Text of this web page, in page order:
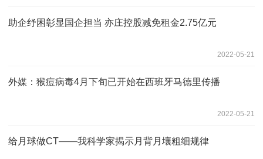
助企纾困彰显国企担当 亦庄控股减免租金2.75亿元
2022-05-21
外媒：猴痘病毒4月下旬已开始在西班牙马德里传播
2022-05-21
给月球做CT——我科学家揭示月背月壤粗细规律